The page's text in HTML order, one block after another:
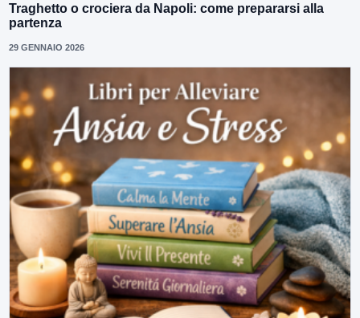
Traghetto o crociera da Napoli: come prepararsi alla
partenza
29 GENNAIO 2026